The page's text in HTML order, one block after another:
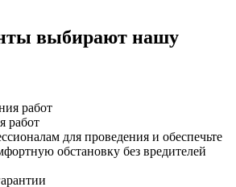
выбирают нашу
работ
для проведения и обеспечьте
обстановку без вредителей